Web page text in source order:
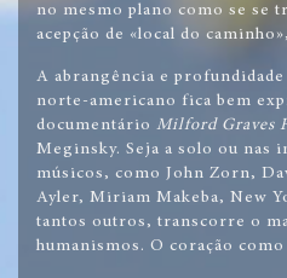
no mesmo plano como se se
acepção de «local do
A abrangência e
norte-americano fica bem
documentário Milford Graves
Meginsky. Seja a solo ou nas
músicos, como John Zorn,
Ayler, Miriam Makeba, New
tantos outros, transcorre o
humanismos. O coração